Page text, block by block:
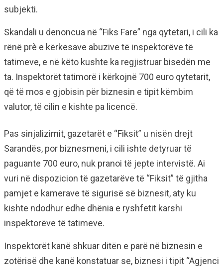
subjekti.
Skandali u denoncua në “Fiks Fare” nga qytetari, i cili ka
rënë prè e kërkesave abuzive të inspektorëve të
tatimeve, e në këto kushte ka regjistruar bisedën me
ta. Inspektorët tatimorë i kërkojnë 700 euro qytetarit,
që të mos e gjobisin për biznesin e tipit këmbim
valutor, të cilin e kishte pa licencë.
Pas sinjalizimit, gazetarët e “Fiksit” u nisën drejt
Sarandës, por biznesmeni, i cili ishte detyruar të
paguante 700 euro, nuk pranoi të jepte intervistë. Ai
vuri në dispozicion të gazetarëve të “Fiksit” të gjitha
pamjet e kamerave të sigurisë së biznesit, aty ku
kishte ndodhur edhe dhënia e ryshfetit karshi
inspektorëve të tatimeve.
Inspektorët kanë shkuar ditën e parë në biznesin e
zotërisë dhe kanë konstatuar se, biznesi i tipit “Agjenci